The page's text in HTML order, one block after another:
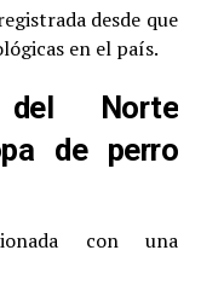
desde que
en el país.
Norte
de perro
con una